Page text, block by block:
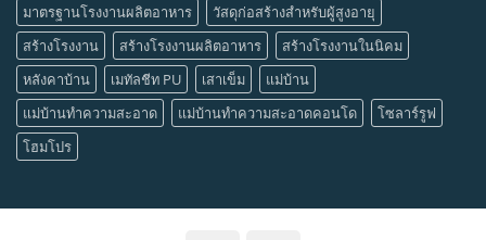
มาตรฐานโรงงานผลิตอาหาร
วัสดุก่อสร้างสำหรับผู้สูงอายุ
สร้างโรงงาน
สร้างโรงงานผลิตอาหาร
สร้างโรงงานในนิคม
หลังคาบ้าน
เมทัลชีท PU เสาเข็ม
แม่บ้าน
แม่บ้านทำความสะอาด
แม่บ้านทำความสะอาดคอนโด
โซลาร์รูฟ
โฮมโปร